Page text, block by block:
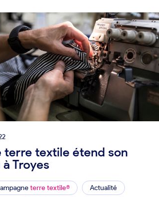
terre textile étend son
Troyes
terre textile® Actualité